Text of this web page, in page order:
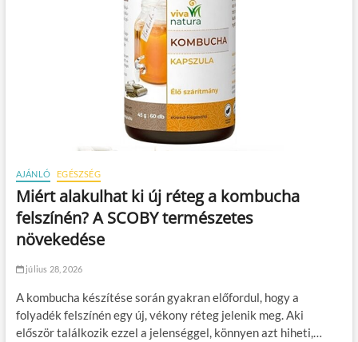
AJÁNLÓ EGÉSZSÉG
Miért alakulhat ki új réteg a kombucha
felszínén? A SCOBY természetes
növekedése
július 28, 2026
A kombucha készítése során gyakran előfordul, hogy a
folyadék felszínén egy új, vékony réteg jelenik meg. Aki
először találkozik ezzel a jelenséggel, könnyen azt hiheti,…